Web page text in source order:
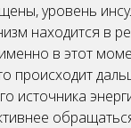
уровень
находится в
в этот
происходит
источника